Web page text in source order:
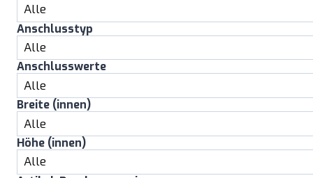
Anschlusstyp
Anschlusswerte
Breite (innen)
Höhe (innen)